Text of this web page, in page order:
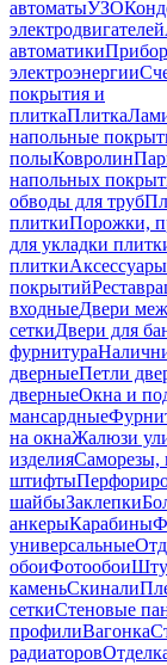
автоматыУЗО
электродвигателей
автоматики
электроэнергии
покрытия и
плиткаПлитка
напольные
полыКовролин
напольных
обводы для труб
плиткиПорожки,
для укладки
плитки
покрытий
входныеДвери
сеткиДвери для
фурнитура
дверныеПетли
дверныеОкна и
мансардные
на окнаЖалюзи
изделия
штифты
шайбыЗаклепки
анкерыКарабины
универсальные
обоиФотообои
каменьСкинали
сеткиСтеновые
профилиВагонка
радиаторов